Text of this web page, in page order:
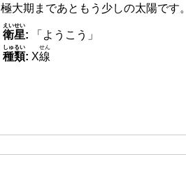
極大期まであともう少しの太陽です。
衛星
えいせい
:
「ようこう」
種類
しゅるい
: X線
せん